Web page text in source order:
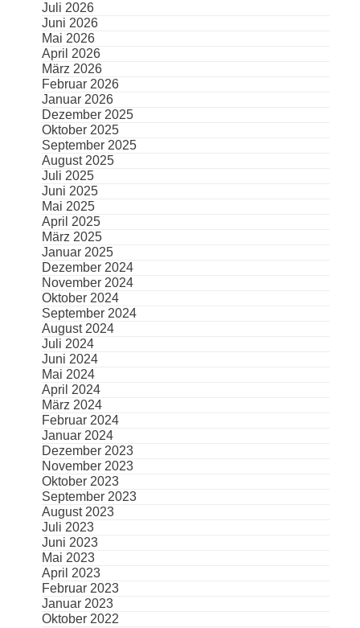
Juli 2026
Juni 2026
Mai 2026
April 2026
März 2026
Februar 2026
Januar 2026
Dezember 2025
Oktober 2025
September 2025
August 2025
Juli 2025
Juni 2025
Mai 2025
April 2025
März 2025
Januar 2025
Dezember 2024
November 2024
Oktober 2024
September 2024
August 2024
Juli 2024
Juni 2024
Mai 2024
April 2024
März 2024
Februar 2024
Januar 2024
Dezember 2023
November 2023
Oktober 2023
September 2023
August 2023
Juli 2023
Juni 2023
Mai 2023
April 2023
Februar 2023
Januar 2023
Oktober 2022